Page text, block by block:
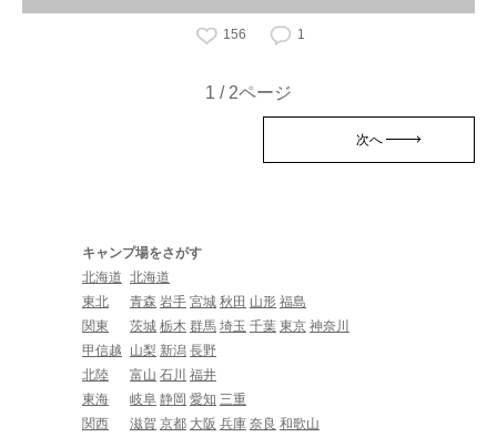
156 1
1 / 2ページ
次へ
キャンプ場をさがす
北海道 北海道
東北
青森 岩手 宮城 秋田 山形 福島
関東
茨城 栃木 群馬 埼玉 千葉 東京 神奈川
甲信越
山梨 新潟 長野
北陸
富山 石川 福井
東海
岐阜 静岡 愛知 三重
関西
滋賀 京都 大阪 兵庫 奈良 和歌山